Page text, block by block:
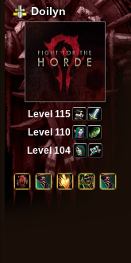
Doilyn
Level 115
Level 110
Level 104